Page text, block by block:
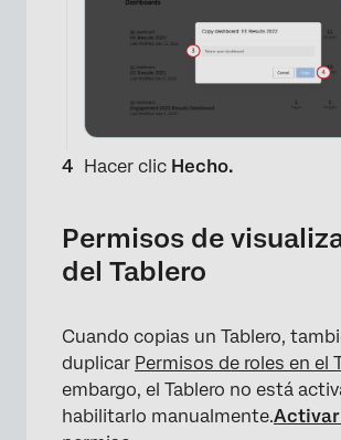
Hacer clic Hecho.
Permisos de
del Tablero
Cuando copias un Tablero,
duplicar Permisos de roles en el
embargo, el Tablero no está
habilitarlo manualmente.Activar